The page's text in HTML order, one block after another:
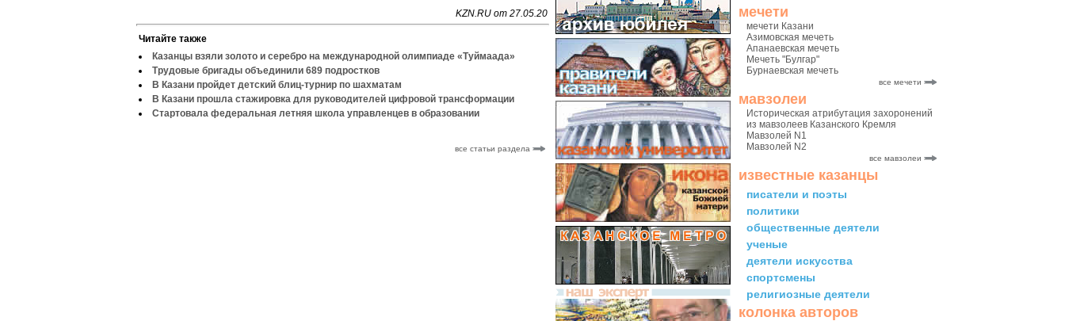
мечети
мечети Казани
Азимовская мечеть
Апанаевская мечеть
Мечеть "Булгар"
Бурнаевская мечеть
все мечети
мавзолеи
Историческая атрибутация захоронений
из мавзолеев Казанского Кремля
Мавзолей N1
Мавзолей N2
все мавзолеи
известные казанцы
писатели и поэты
политики
общественные деятели
ученые
деятели искусства
спортсмены
религиозные деятели
колонка авторов
KZN.RU от 27.05.20
Читайте также
Казанцы взяли золото и серебро на международной олимпиаде «Туймаада»
Трудовые бригады объединили 689 подростков
В Казани пройдет детский блиц-турнир по шахматам
В Казани прошла стажировка для руководителей цифровой трансформации
Стартовала федеральная летняя школа управленцев в образовании
все статьи раздела